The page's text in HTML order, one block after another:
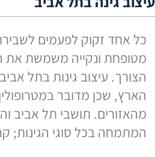
גינה בתל אביב
זקוק לפעמים לשבירת
ונקייה משמשת את
עיצוב גינות בתל אביב הוא
שכן מדובר במטרופולין
תושבי תל אביב
בכל סוגי הגינות; קרקע,